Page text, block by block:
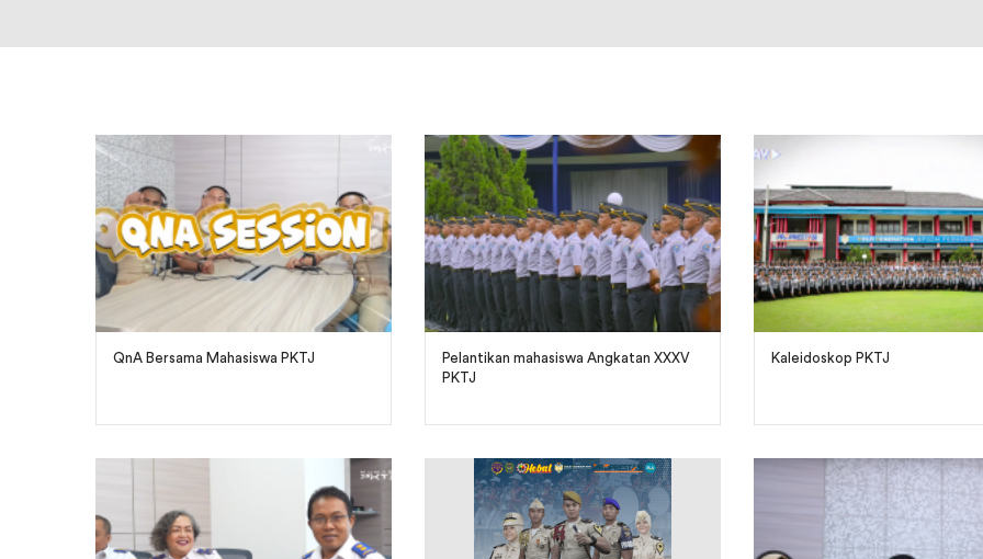
QnA Bersama Mahasiswa PKTJ
Pelantikan mahasiswa Angkatan XXXV
PKTJ
Kaleidoskop PKTJ